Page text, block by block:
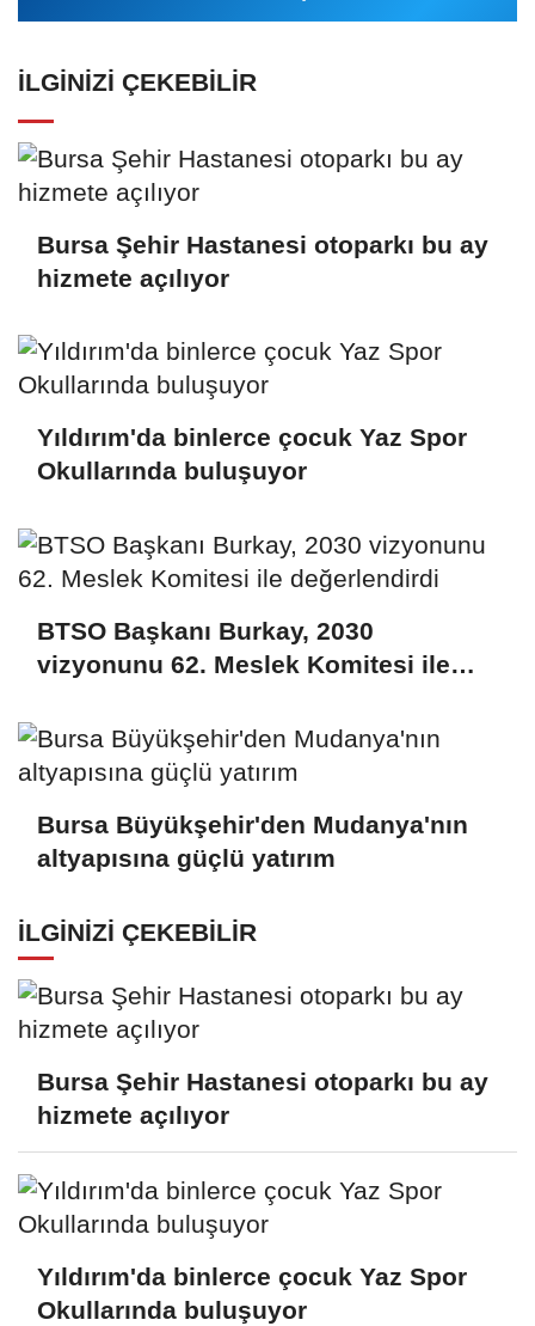
İLGINIZI ÇEKEBILIR
Bursa Şehir Hastanesi otoparkı bu ay
hizmete açılıyor
Yıldırım'da binlerce çocuk Yaz Spor
Okullarında buluşuyor
BTSO Başkanı Burkay, 2030
vizyonunu 62. Meslek Komitesi ile
Bursa Büyükşehir'den Mudanya'nın
altyapısına güçlü yatırım
İLGINIZI ÇEKEBILIR
Bursa Şehir Hastanesi otoparkı bu ay
hizmete açılıyor
Yıldırım'da binlerce çocuk Yaz Spor
Okullarında buluşuyor